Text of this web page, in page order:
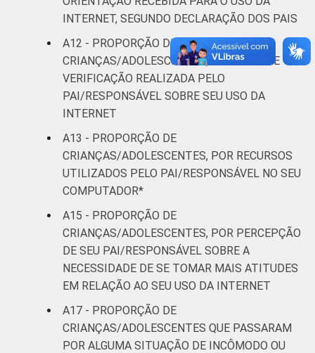
INTERNET, SEGUNDO DECLARAÇÃO DOS PAIS
A12 - PROPORÇÃO DE
CRIANÇAS/ADOLESCENTES, POR TIPO DE
VERIFICAÇÃO REALIZADA PELO
PAI/RESPONSÁVEL SOBRE SEU USO DA
INTERNET
A13 - PROPORÇÃO DE
CRIANÇAS/ADOLESCENTES, POR RECURSOS
UTILIZADOS PELO PAI/RESPONSÁVEL NO SEU
COMPUTADOR*
A15 - PROPORÇÃO DE
CRIANÇAS/ADOLESCENTES, POR PERCEPÇÃO
DE SEU PAI/RESPONSÁVEL SOBRE A
NECESSIDADE DE SE TOMAR MAIS ATITUDES
EM RELAÇÃO AO SEU USO DA INTERNET
A17 - PROPORÇÃO DE
CRIANÇAS/ADOLESCENTES QUE PASSARAM
POR ALGUMA SITUAÇÃO DE INCÔMODO OU